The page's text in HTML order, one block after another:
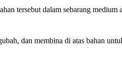
tersebut dalam sebarang
dan membina di atas bahan